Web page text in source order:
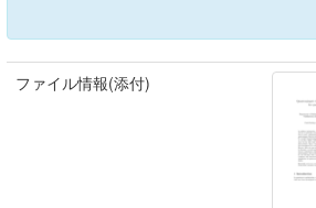
ファイル情報(添付)